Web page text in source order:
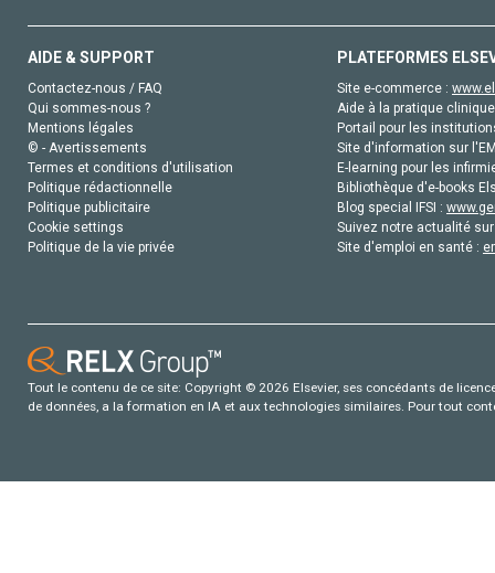
AIDE & SUPPORT
Contactez-nous / FAQ
Qui sommes-nous ?
Mentions légales
© - Avertissements
Termes et conditions d'utilisation
Politique rédactionnelle
Politique publicitaire
Cookie settings
Politique de la vie privée
PLATEFORMES
Site e-commerce :
Aide à la pratique
Portail pour les
Site d'information sur
E-learning pour les
Bibliothèque d'e-books
Blog special IFSI :
Suivez notre actualité
Site d'emploi en santé :
Tout le contenu de ce site: Copyright © 2026 Elsevier, ses concédants de
de données, a la formation en IA et aux technologies similaires. Pour tout